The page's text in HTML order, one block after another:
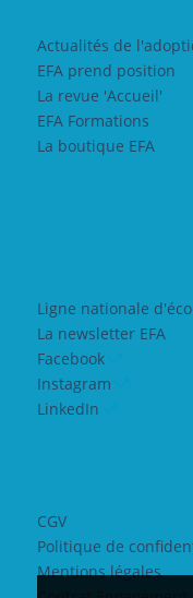
Actualités de
EFA prend position
La revue 'Accueil'
EFA Formations
La boutique EFA
Ligne nationale
La newsletter EFA
Facebook
Instagram
LinkedIn
CGV
Politique de
Mentions légales